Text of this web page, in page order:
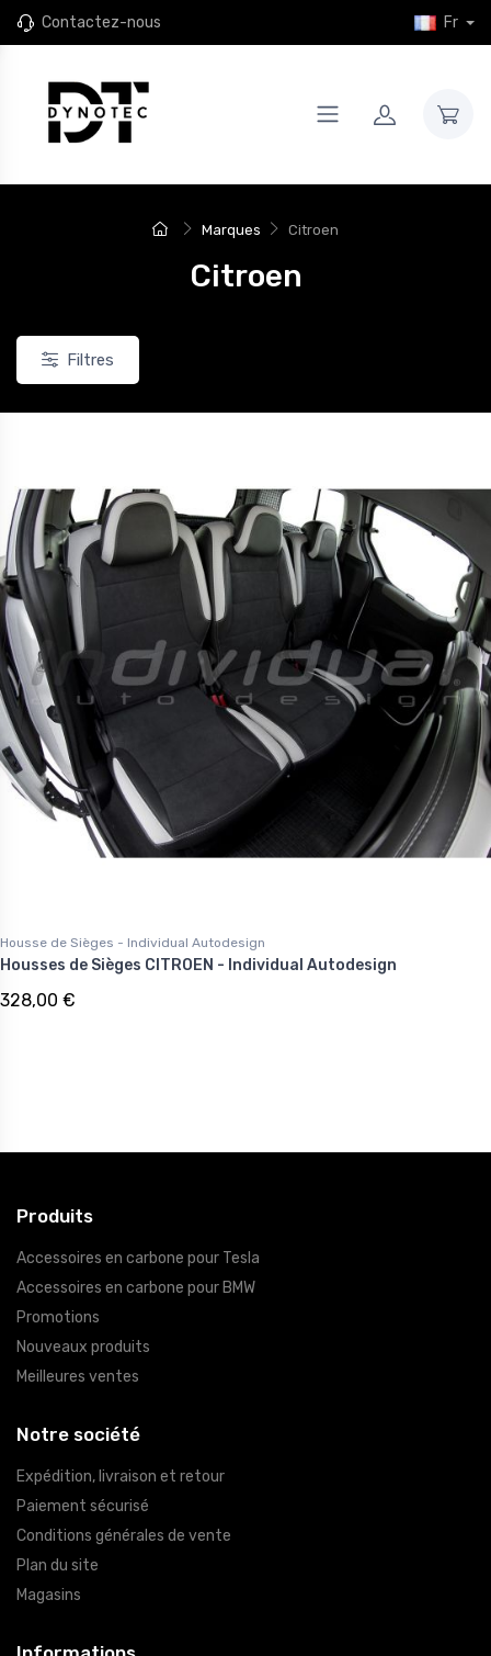
Contactez-nous Fr
Marques Citroen
Citroen
Filtres
Housse de Sièges - Individual Autodesign
Housses de Sièges CITROEN - Individual Autodesign
328,00 €
Produits
Accessoires en carbone pour Tesla
Accessoires en carbone pour BMW
Promotions
Nouveaux produits
Meilleures ventes
Notre société
Expédition, livraison et retour
Paiement sécurisé
Conditions générales de vente
Plan du site
Magasins